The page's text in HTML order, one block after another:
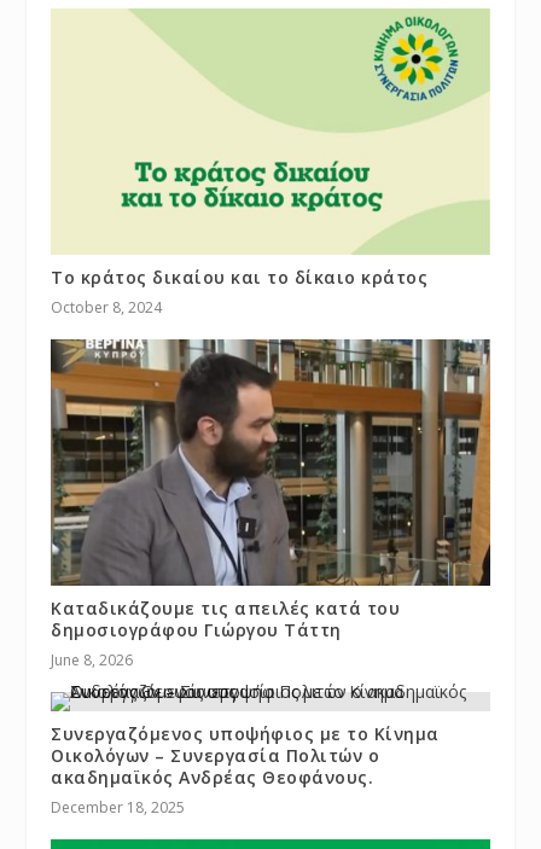
Το κράτος δικαίου και το δίκαιο κράτος
October 8, 2024
Καταδικάζουμε τις απειλές κατά του
δημοσιογράφου Γιώργου Τάττη
June 8, 2026
Συνεργαζόμενος υποψήφιος με το Κίνημα
Οικολόγων – Συνεργασία Πολιτών ο
ακαδημαϊκός Ανδρέας Θεοφάνους.
December 18, 2025